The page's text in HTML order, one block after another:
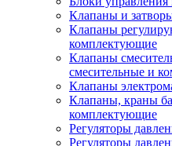
Клапаны и
Клапаны
комплектующие
Клапаны
смесительные и
Клапаны
Клапаны, краны
комплектующие
Регуляторы
Регуляторы